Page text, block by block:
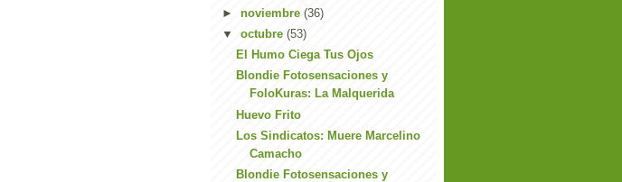
► noviembre (36)
▼ octubre (53)
El Humo Ciega Tus Ojos
Blondie Fotosensaciones y
FoloKuras: La Malquerida
Huevo Frito
Los Sindicatos: Muere Marcelino
Camacho
Blondie Fotosensaciones y